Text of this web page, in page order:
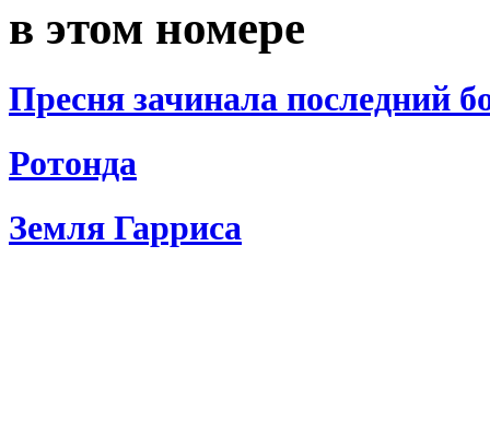
в этом номере
Пресня зачинала последний
Ротонда
Земля Гарриса